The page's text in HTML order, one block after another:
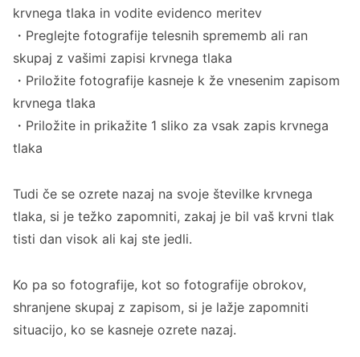
krvnega tlaka in vodite evidenco meritev
・Preglejte fotografije telesnih sprememb ali ran
skupaj z vašimi zapisi krvnega tlaka
・Priložite fotografije kasneje k že vnesenim zapisom
krvnega tlaka
・Priložite in prikažite 1 sliko za vsak zapis krvnega
tlaka
Tudi če se ozrete nazaj na svoje številke krvnega
tlaka, si je težko zapomniti, zakaj je bil vaš krvni tlak
tisti dan visok ali kaj ste jedli.
Ko pa so fotografije, kot so fotografije obrokov,
shranjene skupaj z zapisom, si je lažje zapomniti
situacijo, ko se kasneje ozrete nazaj.